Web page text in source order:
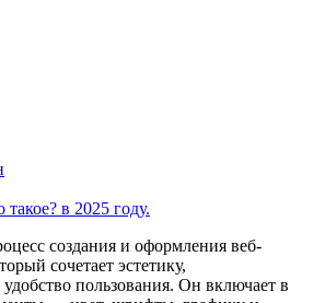
в 2025 году.
создания и оформления веб-
сочетает эстетику,
пользования. Он включает в